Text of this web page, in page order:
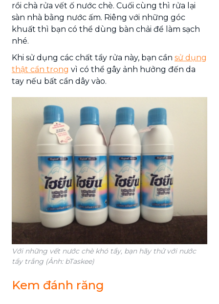
rồi chà rửa vết ố nước chè. Cuối cùng thì rửa lại
sàn nhà bằng nước ấm. Riêng với những góc
khuất thì bạn có thể dùng bàn chải để làm sạch
nhé.
Khi sử dụng các chất tẩy rửa này, bạn cần sử dụng
thật cẩn trọng vì có thể gây ảnh hưởng đến da
tay nếu bất cẩn dây vào.
Với những vết nước chè khó tẩy, bạn hãy thử với nước
tẩy trắng (Ảnh: bTaskee)
Kem đánh răng